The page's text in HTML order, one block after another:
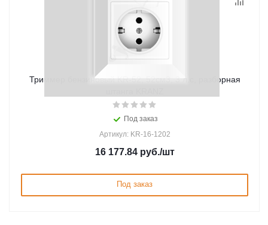
Триммер бензиновый KR-52, 52см3, 3 л.с, разборная
Под заказ
Артикул: KR-16-1202
16 177.84руб./шт
Под заказ